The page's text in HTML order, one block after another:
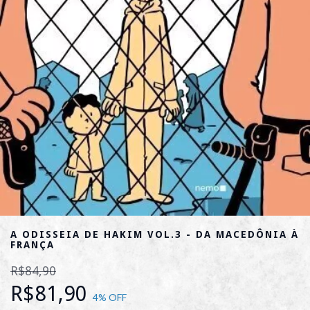
A ODISSEIA DE HAKIM VOL.3 - DA MACEDÔNIA À
FRANÇA
R$84,90
R$81,90 4% OFF